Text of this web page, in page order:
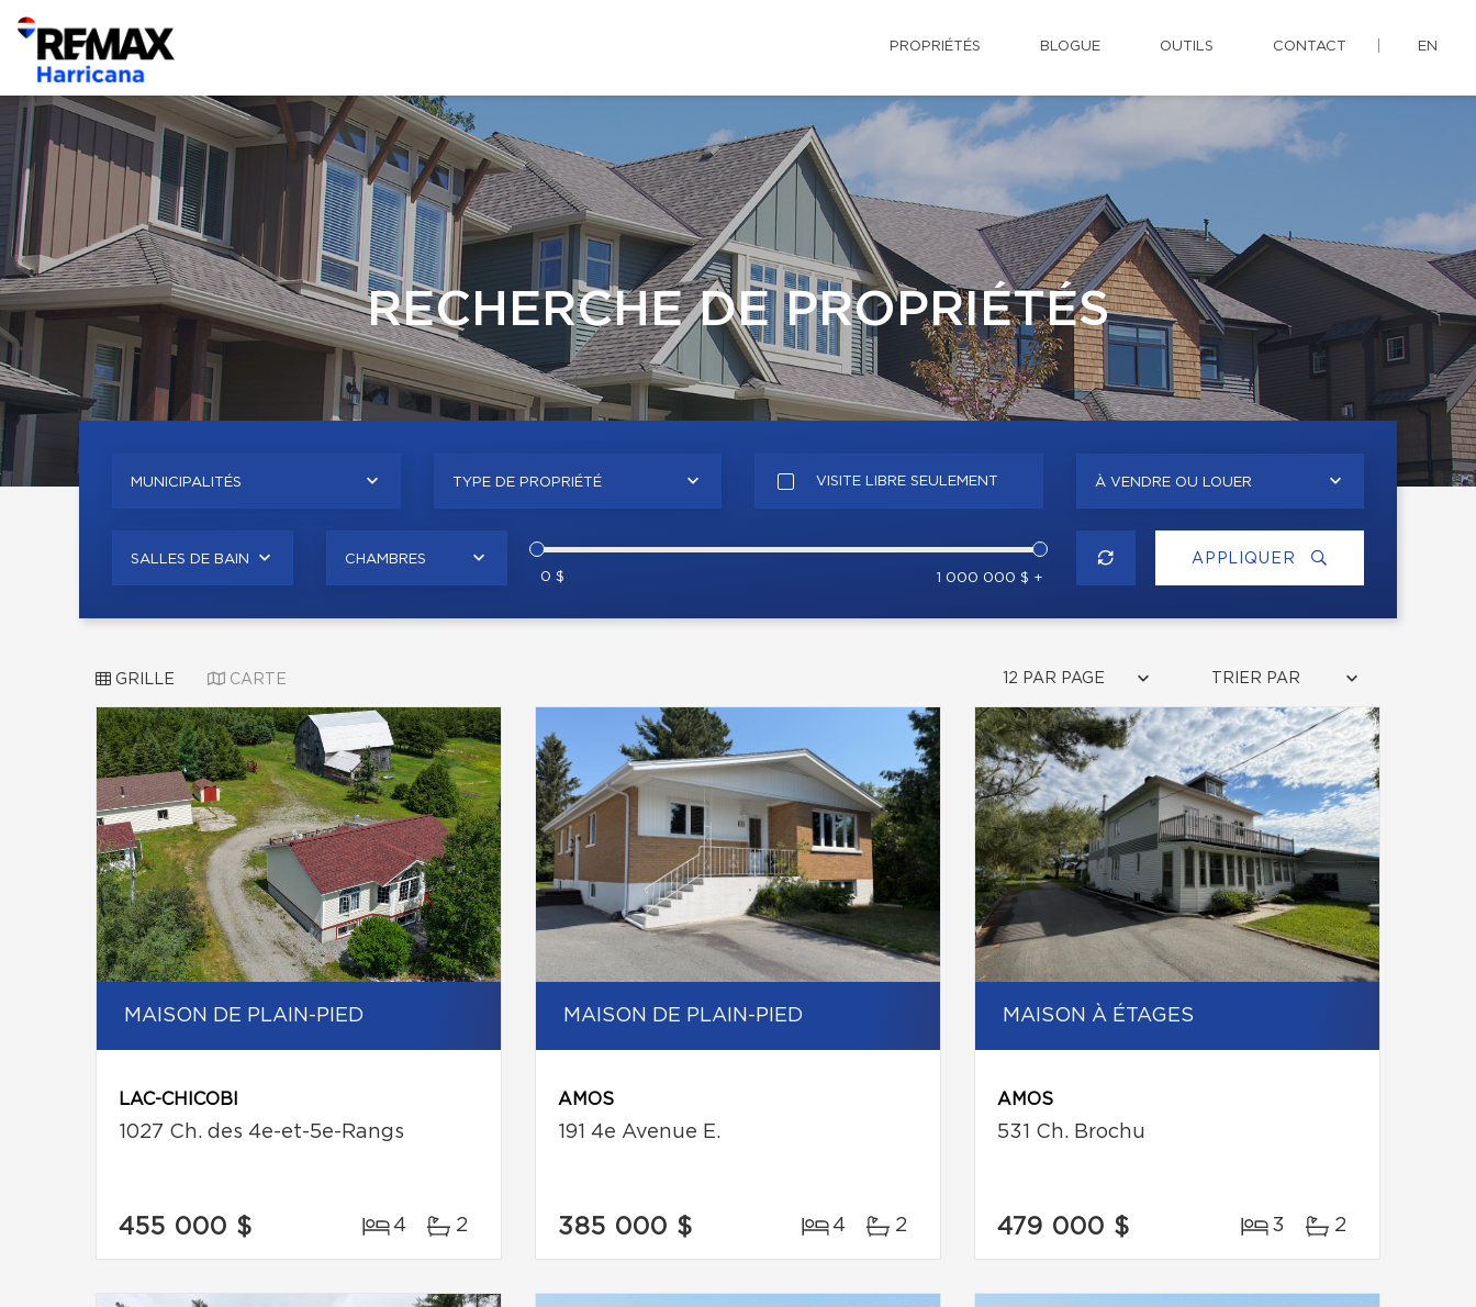
PROPRIÉTÉS BLOGUE OUTILS CONTACT EN
RECHERCHE DE PROPRIÉTÉS
MUNICIPALITÉS TYPE DE PROPRIÉTÉ VISITE LIBRE SEULEMENT À VENDRE OU LOUER
SALLES DE BAIN
CHAMBRES
0 $
1 000 000 $ +
APPLIQUER
GRILLE CARTE 12 PAR PAGE TRIER PAR
MAISON DE PLAIN-PIED
LAC-CHICOBI
1027 Ch. des 4e-et-5e-Rangs
455 000 $ 4 2
MAISON DE PLAIN-PIED
AMOS
191 4e Avenue E.
385 000 $ 4 2
MAISON À ÉTAGES
AMOS
531 Ch. Brochu
479 000 $ 3 2